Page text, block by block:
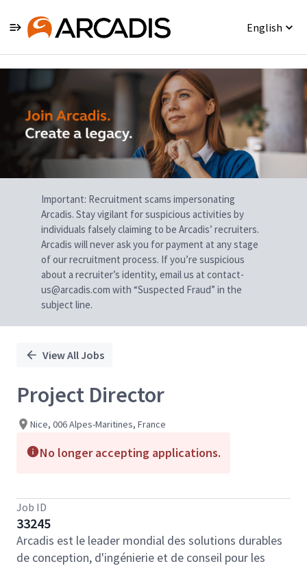
English
Single
Position
Important: Recruitment scams impersonating
Arcadis. Stay vigilant for suspicious activities by
individuals falsely claiming to be Arcadis’ recruiters.
Arcadis will never ask you for payment at any stage
of our recruitment process. If you’re suspicious
about a recruiter’s identity, email us at contact-
us@arcadis.com with “Suspected Fraud” in the
subject line.
View All Jobs
Project Director
Nice, 006 Alpes-Maritines, France
No longer accepting applications.
Job ID
33245
Arcadis est le leader mondial des solutions durables
de conception, d'ingénierie et de conseil pour les